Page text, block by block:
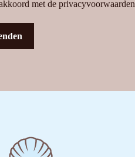
met de privacyvoorwaarden